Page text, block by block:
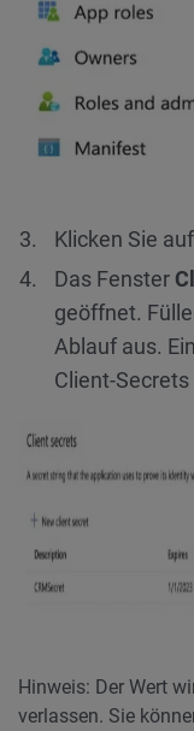
Klicken Sie auf
Das Fenster
geöffnet.
Ablauf aus.
Client-
Hinweis: Der Wert
verlassen. Sie